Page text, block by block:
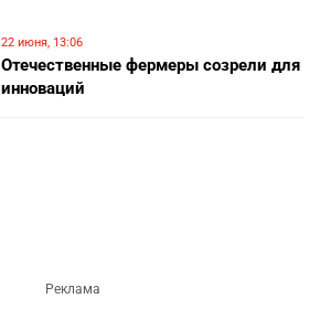
22 июня, 13:06
Отечественные фермеры созрели для
инноваций